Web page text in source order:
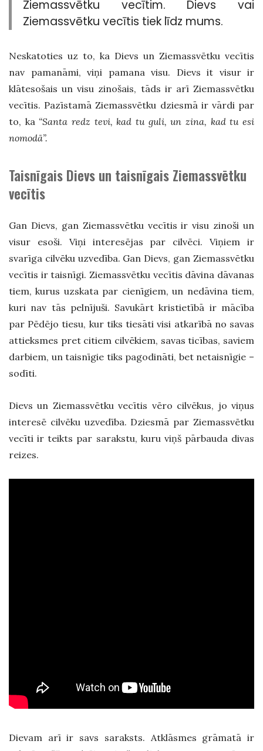
Ziemassvētku vecītim. Dievs vai
Ziemassvētku vecītis tiek līdz mums.
Neskatoties uz to, ka Dievs un Ziemassvētku vecītis
nav pamanāmi, viņi pamana visu. Dievs it visur ir
klātesošais un visu zinošais, tāds ir arī Ziemassvētku
vecītis. Pazīstamā Ziemassvētku dziesmā ir vārdi par
to, ka “Santa redz tevi, kad tu guli, un zina, kad tu esi
nomodā”.
Taisnīgais Dievs un taisnīgais Ziemassvētku
vecītis
Gan Dievs, gan Ziemassvētku vecītis ir visu zinoši un
visur esoši. Viņi interesējas par cilvēci. Viņiem ir
svarīga cilvēku uzvedība. Gan Dievs, gan Ziemassvētku
vecītis ir taisnīgi. Ziemassvētku vecītis dāvina dāvanas
tiem, kurus uzskata par cienīgiem, un nedāvina tiem,
kuri nav tās pelnījuši. Savukārt kristietībā ir mācība
par Pēdējo tiesu, kur tiks tiesāti visi atkarībā no savas
attieksmes pret citiem cilvēkiem, savas ticības, saviem
darbiem, un taisnīgie tiks pagodināti, bet netaisnīgie –
sodīti.
Dievs un Ziemassvētku vecītis vēro cilvēkus, jo viņus
interesē cilvēku uzvedība. Dziesmā par Ziemassvētku
vecīti ir teikts par sarakstu, kuru viņš pārbauda divas
reizes.
Dievam arī ir savs saraksts. Atklāsmes grāmatā ir